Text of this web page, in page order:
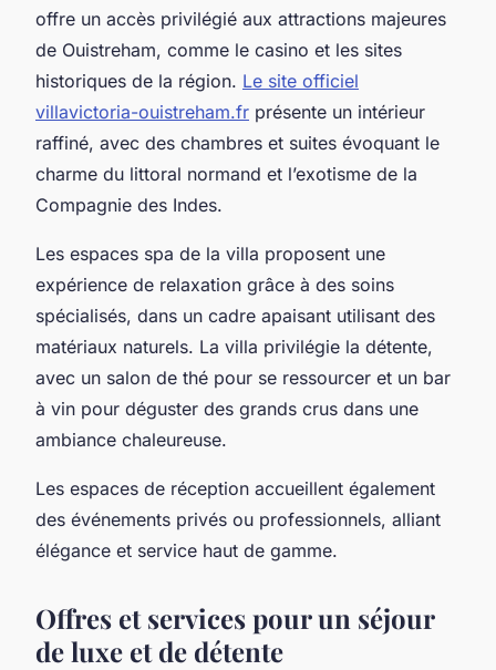
offre un accès privilégié aux attractions majeures
de Ouistreham, comme le casino et les sites
historiques de la région. Le site officiel
villavictoria-ouistreham.fr présente un intérieur
raffiné, avec des chambres et suites évoquant le
charme du littoral normand et l’exotisme de la
Compagnie des Indes.
Les espaces spa de la villa proposent une
expérience de relaxation grâce à des soins
spécialisés, dans un cadre apaisant utilisant des
matériaux naturels. La villa privilégie la détente,
avec un salon de thé pour se ressourcer et un bar
à vin pour déguster des grands crus dans une
ambiance chaleureuse.
Les espaces de réception accueillent également
des événements privés ou professionnels, alliant
élégance et service haut de gamme.
Offres et services pour un séjour
de luxe et de détente